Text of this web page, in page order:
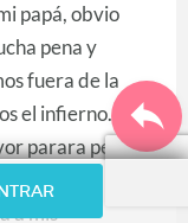
papá, obvio
pena y
fuera de la
el infierno... mi
parara pero
era
a mis